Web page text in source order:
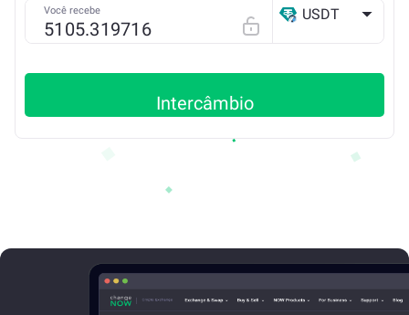
Você recebe USDT
Intercâmbio